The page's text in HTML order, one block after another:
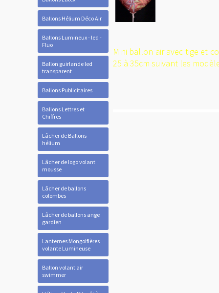
Ballons Hélium Déco Air
Ballons Lumineux - led -
Fluo
Ballon guirlande led
transparent
Ballons Publicitaires
Ballons Lettres et
Chiffres
Lâcher de Ballons
hélium
Lâcher de logo volant
mousse
Lâcher de ballons
colombes
Lâcher de ballons ange
gardien
Lanternes Mongolfières
volante Lumineuse
Ballon volant air
swimmer
Mini ballon air avec tige et
25 à 35cm suivant les